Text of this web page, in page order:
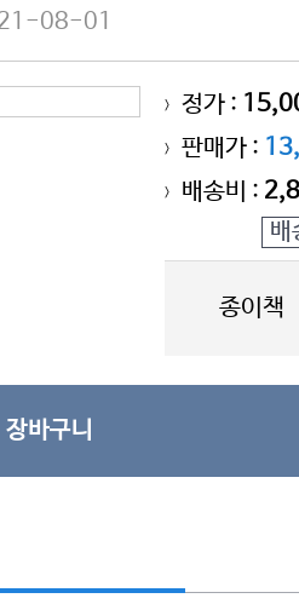
08-01
> 정가 :
> 판매가 :
> 배송비 :
배
종이책
장바구니